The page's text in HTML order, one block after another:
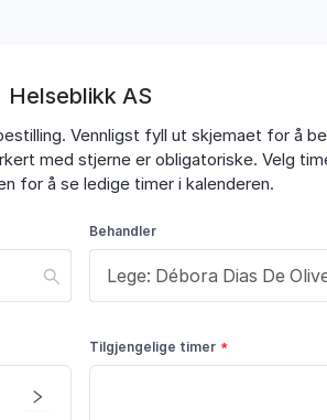
Helseblikk AS
Vennligst fyll ut skjemaet for å
med stjerne er obligatoriske. Velg
for å se ledige timer i kalenderen.
Behandler
Tilgjengelige timer